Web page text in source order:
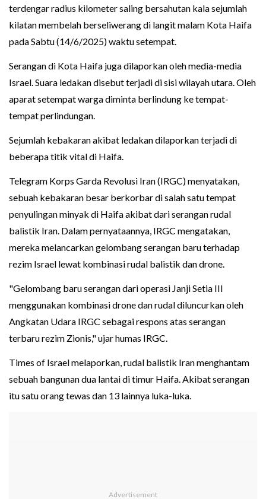
terdengar radius kilometer saling bersahutan kala sejumlah
kilatan membelah berseliwerang di langit malam Kota Haifa
pada Sabtu (14/6/2025) waktu setempat.
Serangan di Kota Haifa juga dilaporkan oleh media-media
Israel. Suara ledakan disebut terjadi di sisi wilayah utara. Oleh
aparat setempat warga diminta berlindung ke tempat-
tempat perlindungan.
Sejumlah kebakaran akibat ledakan dilaporkan terjadi di
beberapa titik vital di Haifa.
Telegram Korps Garda Revolusi Iran (IRGC) menyatakan,
sebuah kebakaran besar berkorbar di salah satu tempat
penyulingan minyak di Haifa akibat dari serangan rudal
balistik Iran. Dalam pernyataannya, IRGC mengatakan,
mereka melancarkan gelombang serangan baru terhadap
rezim Israel lewat kombinasi rudal balistik dan drone.
"Gelombang baru serangan dari operasi Janji Setia III
menggunakan kombinasi drone dan rudal diluncurkan oleh
Angkatan Udara IRGC sebagai respons atas serangan
terbaru rezim Zionis," ujar humas IRGC.
Times of Israel melaporkan, rudal balistik Iran menghantam
sebuah bangunan dua lantai di timur Haifa. Akibat serangan
itu satu orang tewas dan 13 lainnya luka-luka.